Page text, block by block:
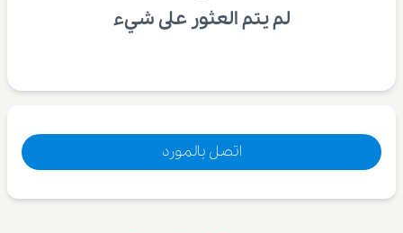
لم يتم العثور على شيء
اتصل بالمورد